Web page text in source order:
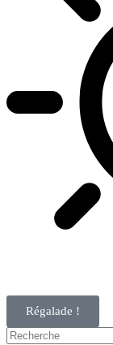
Régalade !